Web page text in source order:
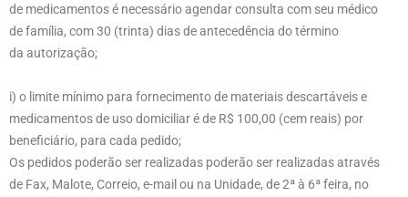
de medicamentos é necessário agendar consulta com seu médico
de família, com 30 (trinta) dias de antecedência do término
da autorização;
i) o limite mínimo para fornecimento de materiais descartáveis e
medicamentos de uso domiciliar é de R$ 100,00 (cem reais) por
beneficiário, para cada pedido;
Os pedidos poderão ser realizadas poderão ser realizadas através
de Fax, Malote, Correio, e-mail ou na Unidade, de 2ª à 6ª feira, no